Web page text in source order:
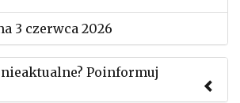
3 czerwca 2026
Poinformuj